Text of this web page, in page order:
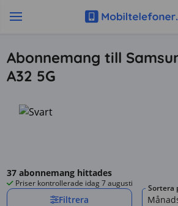
Abonnemang till
A32 5G
37 abonnemang hittades
Priser kontrollerade idag 7 augusti
Filtrera
Sortera